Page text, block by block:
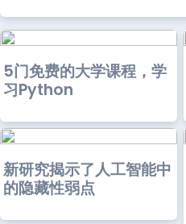
5门免费的大学课程，学
习Python
新研究揭示了人工智能中
的隐藏性弱点